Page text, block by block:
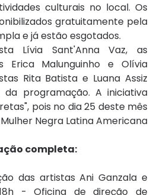
culturais no local. Os
gratuitamente pela
e já estão esgotados.
Lívia Sant'Anna Vaz, as
Erica Malunguinho e Olívia
Rita Batista e Luana Assiz
programação. A iniciativa
pois no dia 25 deste mês
Negra Latina Americana
completa:
das artistas Ani Ganzala e
- Oficina de direção de